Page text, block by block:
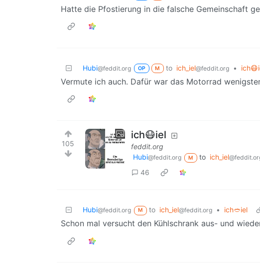
Hatte die Pfostierung in die falsche Gemeinschaft
Hubi@feddit.org OP M to ich_iel@feddit.org •
Vermute ich auch. Dafür war das Motorrad
105
ich😷iel
feddit.org
Hubi@feddit.org M to ich_iel
46
Hubi@feddit.org M to ich_iel@feddit.org • ich🥙iel
Schon mal versucht den Kühlschrank aus- und